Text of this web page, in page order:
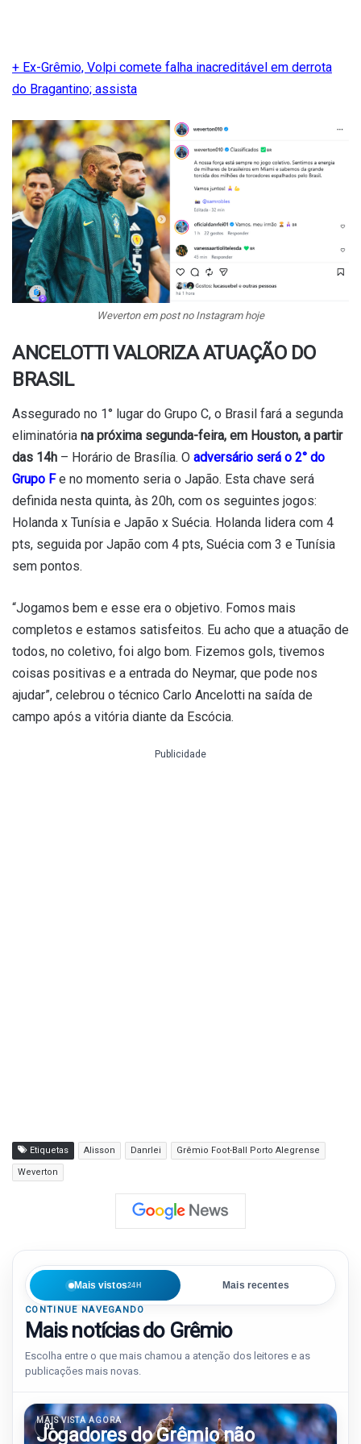
+ Ex-Grêmio, Volpi comete falha inacreditável em derrota
do Bragantino; assista
Weverton em post no Instagram hoje
ANCELOTTI VALORIZA ATUAÇÃO DO
BRASIL
Assegurado no 1° lugar do Grupo C, o Brasil fará a segunda
eliminatória na próxima segunda-feira, em Houston, a partir
das 14h – Horário de Brasília. O adversário será o 2° do
Grupo Fe no momento seria o Japão. Esta chave será
definida nesta quinta, às 20h, com os seguintes jogos:
Holanda x Tunísia e Japão x Suécia. Holanda lidera com 4
pts, seguida por Japão com 4 pts, Suécia com 3 e Tunísia
sem pontos.
“Jogamos bem e esse era o objetivo. Fomos mais
completos e estamos satisfeitos. Eu acho que a atuação de
todos, no coletivo, foi algo bom. Fizemos gols, tivemos
coisas positivas e a entrada do Neymar, que pode nos
ajudar”, celebrou o técnico Carlo Ancelotti na saída de
campo após a vitória diante da Escócia.
Publicidade
Etiquetas Alisson Danrlei Grêmio Foot-Ball Porto Alegrense
Weverton
Mais vistos24H Mais recentes
CONTINUE NAVEGANDO
Mais notícias do Grêmio
Escolha entre o que mais chamou a atenção dos leitores e as
publicações mais novas.
01
MAIS VISTA AGORA
Jogadores do Grêmio não